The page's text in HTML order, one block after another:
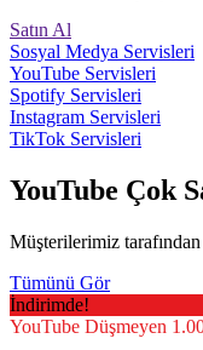
Satın Al
Sosyal Medya Servisleri
YouTube Servisleri
Spotify Servisleri
Instagram Servisleri
TikTok Servisleri
YouTube Çok
Müşterilerimiz
Tümünü Gör
İndirimde!
YouTube Düşmeyen